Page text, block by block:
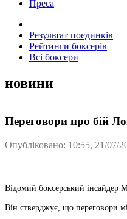
Преса
Результат поєдинків
Рейтинги боксерів
Всі боксери
новини
Переговори про бій
Опубліковано: 10:55, 21/07/
Відомий боксерський інсайдер
Він стверджує, що переговори